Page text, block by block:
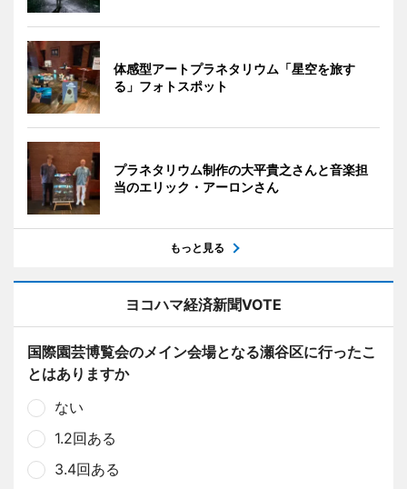
体感型アートプラネタリウム「星空を旅す
る」フォトスポット
プラネタリウム制作の大平貴之さんと音楽担
当のエリック・アーロンさん
もっと見る
ヨコハマ経済新聞VOTE
国際園芸博覧会のメイン会場となる瀬谷区に行ったこ
とはありますか
ない
1.2回ある
3.4回ある